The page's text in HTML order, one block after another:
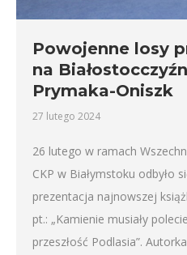
Powojenne losy
na
Prymaka-Oniszk
27 lutego 2024
26 lutego w ramach
CKP w Białymstoku odbyło
prezentacja najnowszej
pt.: „Kamienie musiały
przeszłość Podlasia”.